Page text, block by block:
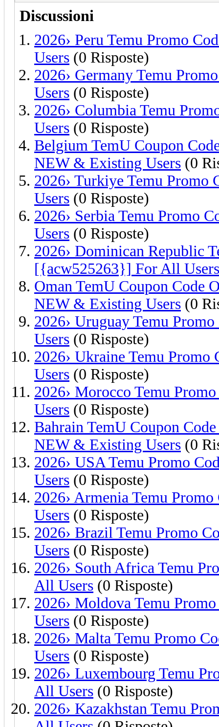
Discussioni
2026› Peru Temu Promo
Users (0 Risposte)
2026› Germany Temu
Users (0 Risposte)
2026› Columbia Temu
Users (0 Risposte)
Belgium TemU Coupon
NEW & Existing Users (0
2026› Turkiye Temu
Users (0 Risposte)
2026› Serbia Temu Promo
Users (0 Risposte)
2026› Dominican Republic
[{acw525263}] For All Users
Oman TemU Coupon
NEW & Existing Users (0
2026› Uruguay Temu
Users (0 Risposte)
2026› Ukraine Temu
Users (0 Risposte)
2026› Morocco Temu
Users (0 Risposte)
Bahrain TemU Coupon
NEW & Existing Users (0
2026› USA Temu Promo
Users (0 Risposte)
2026› Armenia Temu
Users (0 Risposte)
2026› Brazil Temu Promo
Users (0 Risposte)
2026› South Africa Temu
All Users (0 Risposte)
2026› Moldova Temu
Users (0 Risposte)
2026› Malta Temu Promo
Users (0 Risposte)
2026› Luxembourg Temu
All Users (0 Risposte)
2026› Kazakhstan Temu